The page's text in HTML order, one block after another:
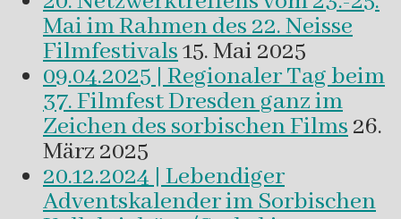
Mai im Rahmen des 22. Neisse
Filmfestivals15. Mai 2025
09.04.2025 | Regionaler Tag beim
37. Filmfest Dresden ganz im
Zeichen des sorbischen Films 26.
März 2025
20.12.2024 | Lebendiger
Adventskalender im Sorbischen